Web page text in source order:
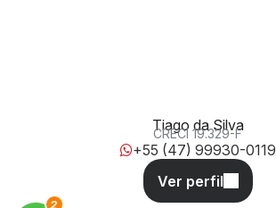
3
Tiago da Silva
CRECI 19.329-F
+55 (47) 99930-0119